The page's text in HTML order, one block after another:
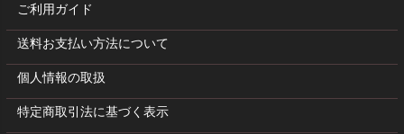
ご利用ガイド
送料お支払い方法について
個人情報の取扱
特定商取引法に基づく表示